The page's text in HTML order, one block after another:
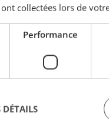
collectées lors de
Performance
DÉTAILS